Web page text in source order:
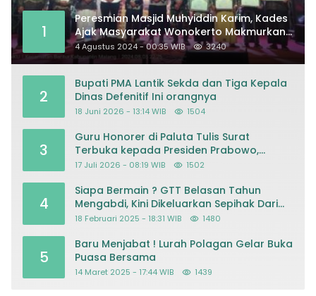
1
Peresmian Masjid Muhyiddin Karim, Kades
Ajak Masyarakat Wonokerto Makmurkan
Masjid
4 Agustus 2024 - 00:35 WIB 3240
2
Bupati PMA Lantik Sekda dan Tiga Kepala
Dinas Defenitif Ini orangnya
18 Juni 2026 - 13:14 WIB 1504
3
Guru Honorer di Paluta Tulis Surat
Terbuka kepada Presiden Prabowo,
Mohon Keadilan atas Dugaan
17 Juli 2026 - 08:19 WIB 1502
4
Siapa Bermain ? GTT Belasan Tahun
Mengabdi, Kini Dikeluarkan Sepihak Dari
Dapodik
18 Februari 2025 - 18:31 WIB 1480
5
Baru Menjabat ! Lurah Polagan Gelar Buka
Puasa Bersama
14 Maret 2025 - 17:44 WIB 1439